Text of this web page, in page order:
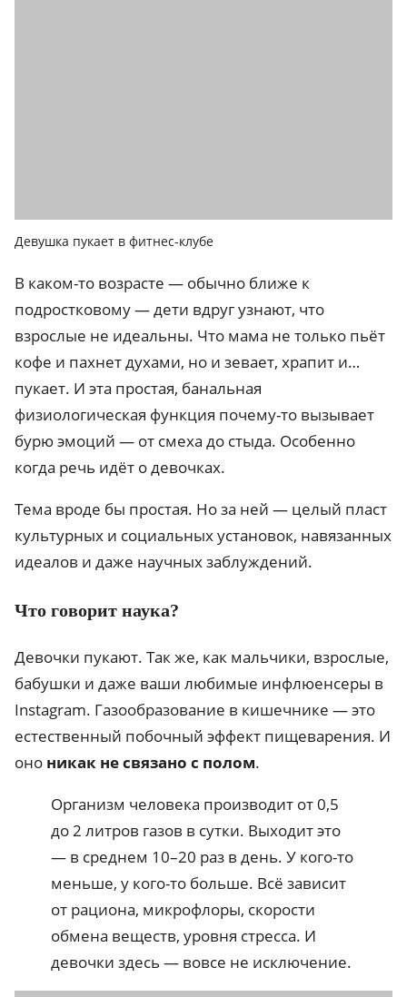
Девушка пукает в фитнес-клубе
В каком-то возрасте — обычно ближе к
подростковому — дети вдруг узнают, что
взрослые не идеальны. Что мама не только пьёт
кофе и пахнет духами, но и зевает, храпит и…
пукает. И эта простая, банальная
физиологическая функция почему-то вызывает
бурю эмоций — от смеха до стыда. Особенно
когда речь идёт о девочках.
Тема вроде бы простая. Но за ней — целый пласт
культурных и социальных установок, навязанных
идеалов и даже научных заблуждений.
Что говорит наука?
Девочки пукают. Так же, как мальчики, взрослые,
бабушки и даже ваши любимые инфлюенсеры в
Instagram. Газообразование в кишечнике — это
естественный побочный эффект пищеварения. И
оно никак не связано с полом.
Организм человека производит от 0,5
до 2 литров газов в сутки. Выходит это
— в среднем 10–20 раз в день. У кого-то
меньше, у кого-то больше. Всё зависит
от рациона, микрофлоры, скорости
обмена веществ, уровня стресса. И
девочки здесь — вовсе не исключение.